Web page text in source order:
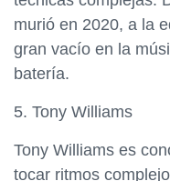
murió en 2020, a la
gran vacío en la
batería.
5. Tony Williams
Tony Williams es
tocar ritmos